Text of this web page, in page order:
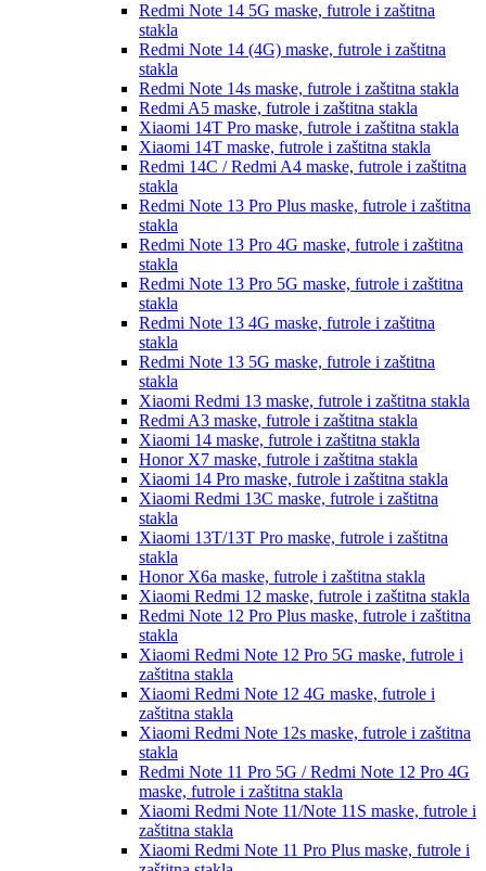
Redmi Note 14 5G maske, futrole i zaštitna
stakla
Redmi Note 14 (4G) maske, futrole i zaštitna
stakla
Redmi Note 14s maske, futrole i zaštitna stakla
Redmi A5 maske, futrole i zaštitna stakla
Xiaomi 14T Pro maske, futrole i zaštitna stakla
Xiaomi 14T maske, futrole i zaštitna stakla
Redmi 14C / Redmi A4 maske, futrole i zaštitna
stakla
Redmi Note 13 Pro Plus maske, futrole i zaštitna
stakla
Redmi Note 13 Pro 4G maske, futrole i zaštitna
stakla
Redmi Note 13 Pro 5G maske, futrole i zaštitna
stakla
Redmi Note 13 4G maske, futrole i zaštitna
stakla
Redmi Note 13 5G maske, futrole i zaštitna
stakla
Xiaomi Redmi 13 maske, futrole i zaštitna stakla
Redmi A3 maske, futrole i zaštitna stakla
Xiaomi 14 maske, futrole i zaštitna stakla
Honor X7 maske, futrole i zaštitna stakla
Xiaomi 14 Pro maske, futrole i zaštitna stakla
Xiaomi Redmi 13C maske, futrole i zaštitna
stakla
Xiaomi 13T/13T Pro maske, futrole i zaštitna
stakla
Honor X6a maske, futrole i zaštitna stakla
Xiaomi Redmi 12 maske, futrole i zaštitna stakla
Redmi Note 12 Pro Plus maske, futrole i zaštitna
stakla
Xiaomi Redmi Note 12 Pro 5G maske, futrole i
zaštitna stakla
Xiaomi Redmi Note 12 4G maske, futrole i
zaštitna stakla
Xiaomi Redmi Note 12s maske, futrole i zaštitna
stakla
Redmi Note 11 Pro 5G / Redmi Note 12 Pro 4G
maske, futrole i zaštitna stakla
Xiaomi Redmi Note 11/Note 11S maske, futrole i
zaštitna stakla
Xiaomi Redmi Note 11 Pro Plus maske, futrole i